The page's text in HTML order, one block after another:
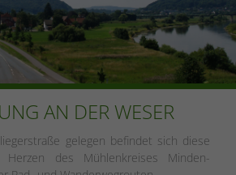
AN DER WESER
gelegen befindet sich diese
Herzen des Mühlenkreises Minden-